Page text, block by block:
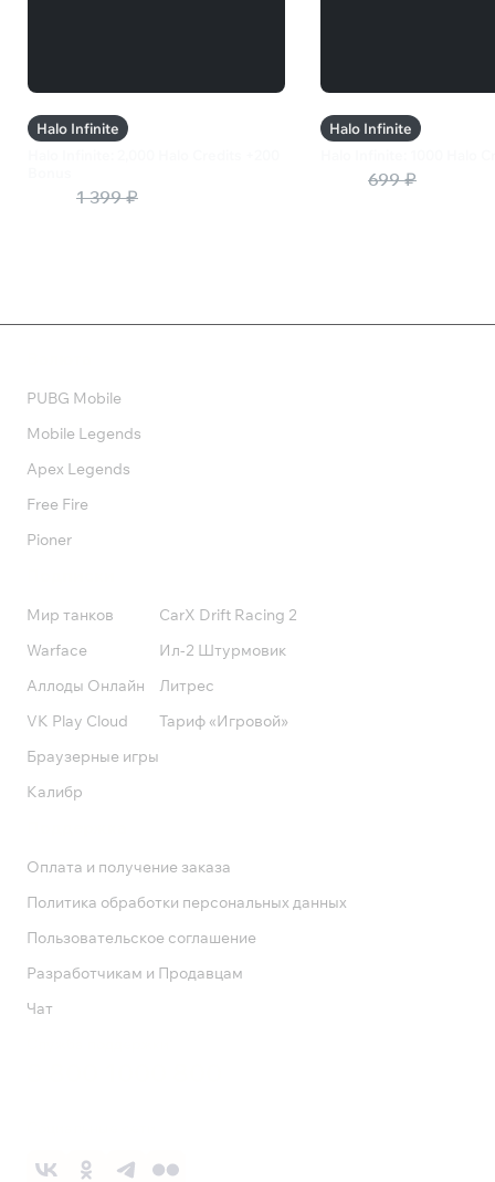
Halo Infinite
1 399 ₽
Halo Infinite
699 ₽
PUBG Mobile
Mobile Legends
Apex Legends
Free Fire
Pioner
Мир танков
Warface
Аллоды Онлайн
VK Play Cloud
Браузерные игры
Калибр
CarX Drift Racing 2
Ил-2 Штурмовик
Литрес
Тариф «Игровой»
Оплата и получение заказа
Политика обработки персональных данных
Пользовательское соглашение
Разработчикам и Продавцам
Чат